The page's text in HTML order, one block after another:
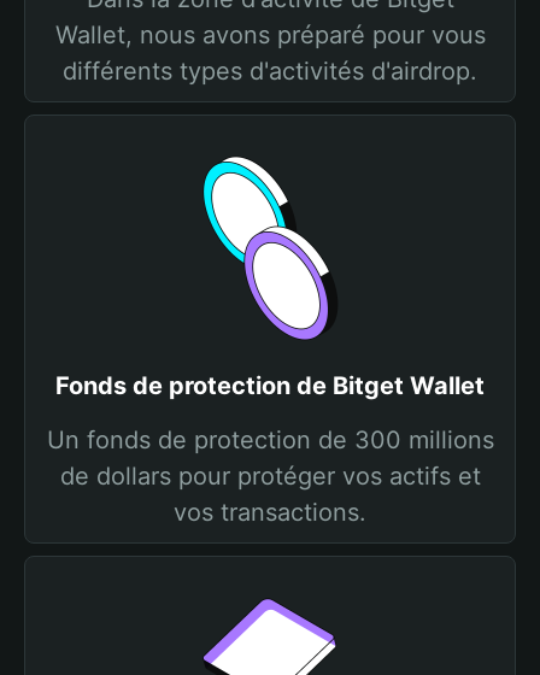
Wallet, nous avons préparé pour vous
différents types d'activités d'airdrop.
Fonds de protection de Bitget Wallet
Un fonds de protection de 300 millions
de dollars pour protéger vos actifs et
vos transactions.